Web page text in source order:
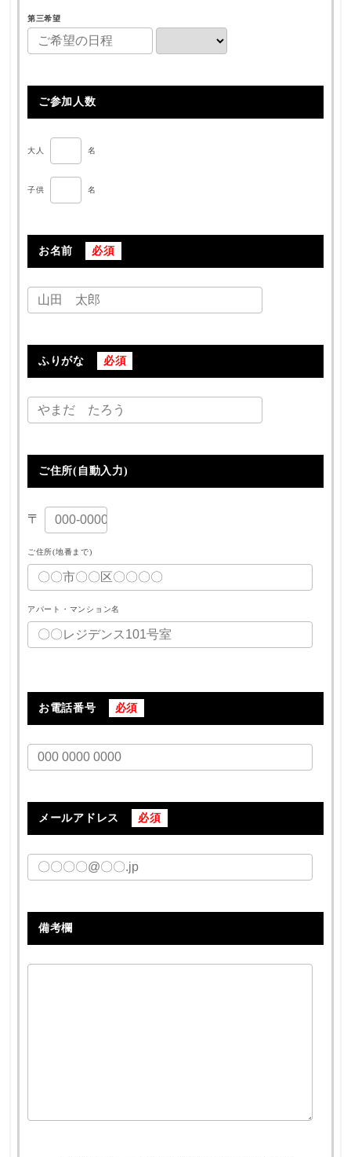
第三希望
ご参加人数
大人 名
子供 名
お名前 必須
ふりがな 必須
ご住所(自動入力)
〒
ご住所(地番まで)
アパート・マンション名
お電話番号 必須
メールアドレス 必須
備考欄